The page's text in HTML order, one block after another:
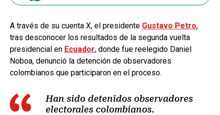
A través de su cuenta X, el presidente Gustavo Petro,
tras desconocer los resultados de la segunda vuelta
presidencial en Ecuador, donde fue reelegido Daniel
Noboa, denunció la detención de observadores
colombianos que participaron en el proceso.
Han sido detenidos observadores
electorales colombianos.